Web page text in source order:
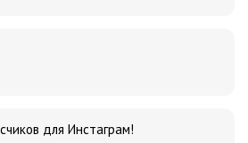
для Инстаграм!